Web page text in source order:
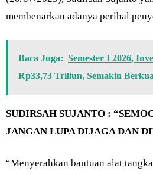
membenarkan adanya perihal
Baca Juga: Semester I 2026,
Rp33,73 Triliun, Semakin
SUDIRSAH SUJANTO :
JANGAN LUPA DIJAGA DAN
“Menyerahkan bantuan alat